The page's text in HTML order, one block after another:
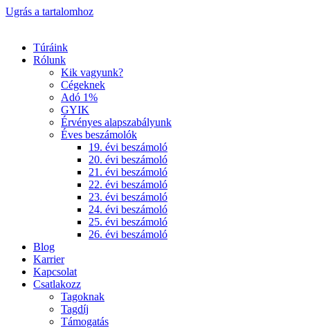
Ugrás a tartalomhoz
Túráink
Rólunk
Kik vagyunk?
Cégeknek
Adó 1%
GYIK
Érvényes alapszabályunk
Éves beszámolók
19. évi beszámoló
20. évi beszámoló
21. évi beszámoló
22. évi beszámoló
23. évi beszámoló
24. évi beszámoló
25. évi beszámoló
26. évi beszámoló
Blog
Karrier
Kapcsolat
Csatlakozz
Tagoknak
Tagdíj
Támogatás